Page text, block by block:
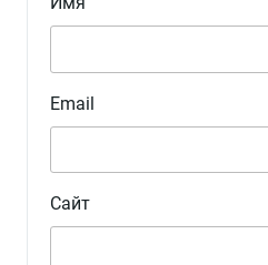
Email
Сайт